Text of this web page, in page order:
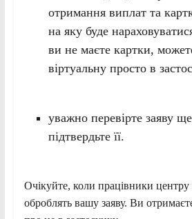
отримання виплат та
на яку буде
ви не маєте картки,
віртуальну просто в
уважно перевірте заяву
підтвердьте її.
Очікуйте, коли працівники центру
оброблять вашу заяву. Ви